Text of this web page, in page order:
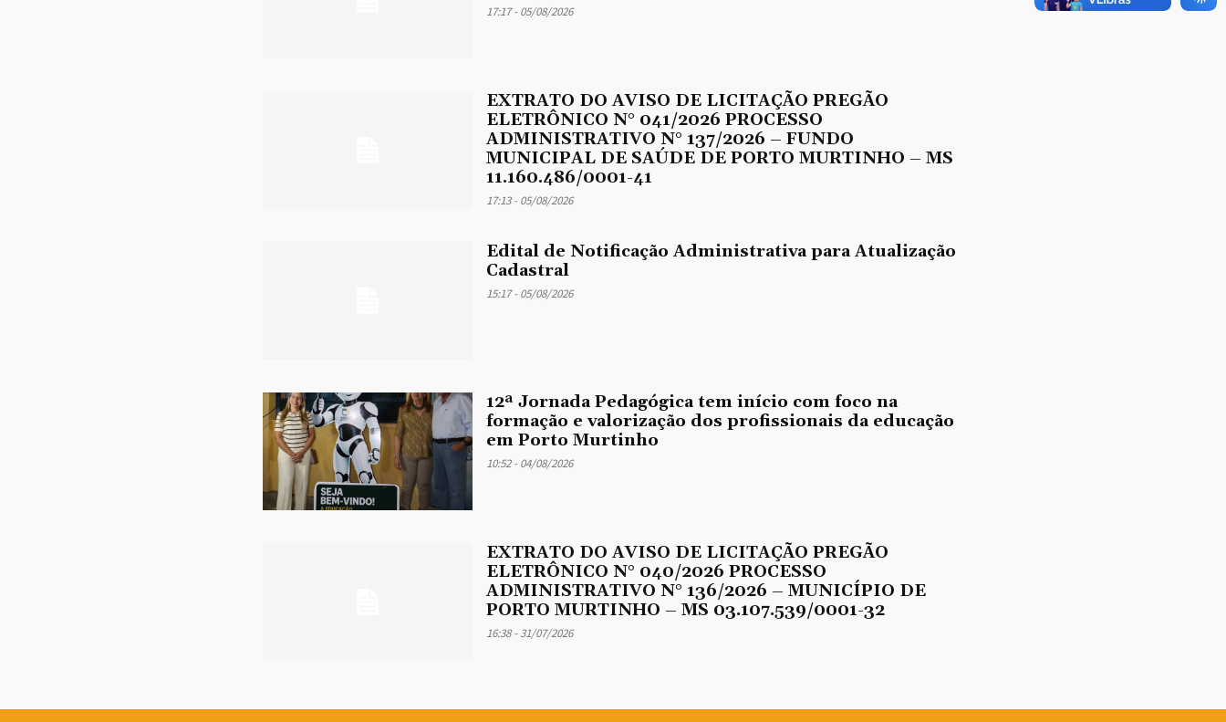
17:17 - 05/08/2026
EXTRATO DO AVISO DE LICITAÇÃO PREGÃO
ELETRÔNICO N° 041/2026 PROCESSO
ADMINISTRATIVO N° 137/2026 – FUNDO
MUNICIPAL DE SAÚDE DE PORTO MURTINHO – MS
11.160.486/0001-41
17:13 - 05/08/2026
Edital de Notificação Administrativa para Atualização
Cadastral
15:17 - 05/08/2026
12ª Jornada Pedagógica tem início com foco na
formação e valorização dos profissionais da educação
em Porto Murtinho
10:52 - 04/08/2026
EXTRATO DO AVISO DE LICITAÇÃO PREGÃO
ELETRÔNICO N° 040/2026 PROCESSO
ADMINISTRATIVO N° 136/2026 – MUNICÍPIO DE
PORTO MURTINHO – MS 03.107.539/0001-32
16:38 - 31/07/2026